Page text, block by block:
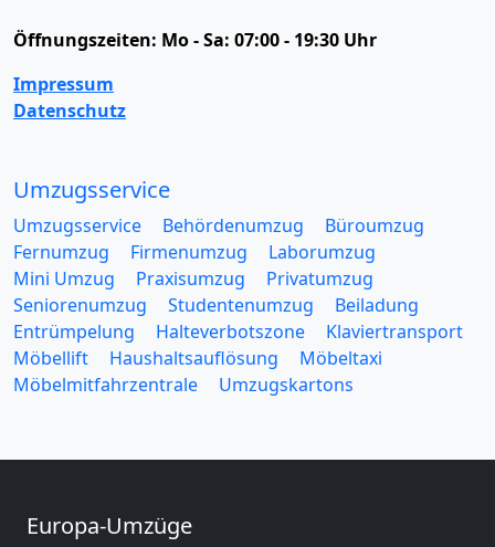
Öffnungszeiten: Mo - Sa: 07:00 - 19:30 Uhr
Impressum
Datenschutz
Umzugsservice
Umzugsservice Behördenumzug
Büroumzug
Fernumzug
Firmenumzug
Laborumzug
Mini Umzug
Praxisumzug
Privatumzug
Seniorenumzug
Studentenumzug
Beiladung
Entrümpelung
Halteverbotszone
Klaviertransport
Möbellift
Haushaltsauflösung
Möbeltaxi
Möbelmitfahrzentrale
Umzugskartons
Europa-Umzüge